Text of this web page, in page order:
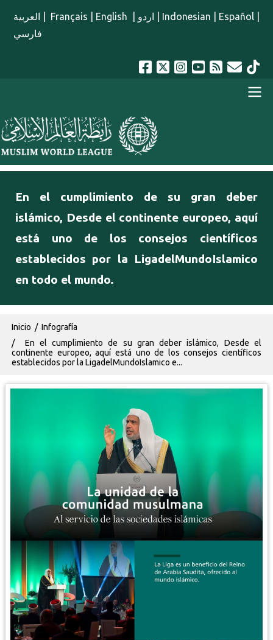
العربية Français English اردو Indonesian Español
فارسي
menu spanish
En el cumplimiento de su gran deber
islámico, Desde el continente europeo, aquí
está uno de los consejos científicos
establecidos por la LigadelMundoIslamico
en todo el mundo.
Ruta de navegación
Inicio
Infografía
En el cumplimiento de su gran deber islámico, Desde el
continente europeo, aquí está uno de los consejos científicos
establecidos por la LigadelMundoIslamico e...